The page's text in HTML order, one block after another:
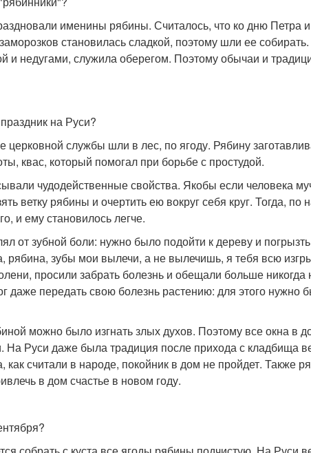
именины рябины. Считалось, что ко дню Петра
становилась сладкой, поэтому шли ее
и недугами, служила оберегом. Поэтому обычаи и
на Руси?
службы шли в лес, по ягоду. Рябину
квас, который помогал при борьбе с простудой.
чудодейственные свойства. Якобы если человека
ветку рябины и очертить ею вокруг себя круг. Тогда,
и ему становилось легче.
от зубной боли: нужно было подойти к дереву и погрызть
рябина, зубы мои вылечи, а не вылечишь, я тебя всю
просили забрать болезнь и обещали больше никогда
даже передать свою болезнь растению: для этого нужно
можно было изгнать злых духов. Поэтому все окна в
На Руси даже была традиция после прихода с кладбища
как считали в народе, покойник в дом не пройдет. Также
в дом счастье в новом году.